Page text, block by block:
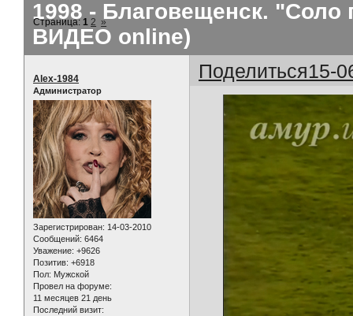
1998 - Благовещенск.
ВИДЕО online)
Страница:1 2 »
Поделиться15-
Alex-1984
Администратор
Зарегистрирован: 14-03-2010
Сообщений: 6464
Уважение: +9626
Позитив: +6918
Пол: Мужской
Провел на форуме:
11 месяцев 21 день
Последний визит: